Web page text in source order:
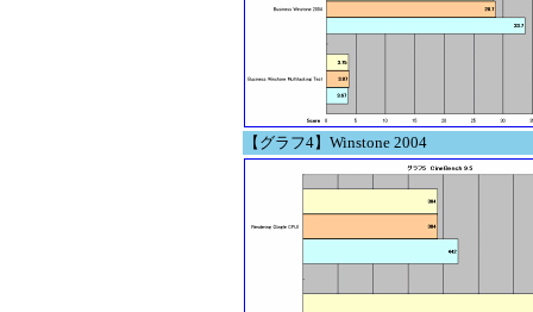
【グラフ4】Winstone 2004